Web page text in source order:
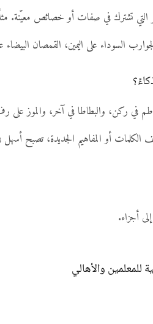
التي تشترك في صفات أو خصائص معيّنة.
السوداء على اليمين، القمصان البيضاء
في ركن، والبطاطا في آخر،
أو المفاهيم الجديدة، تصبح أسهل
أجزاء.
والأهالي